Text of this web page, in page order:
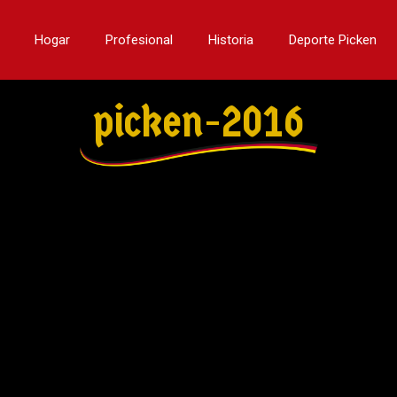
Hogar Profesional Historia Deporte Picken
picken-2016